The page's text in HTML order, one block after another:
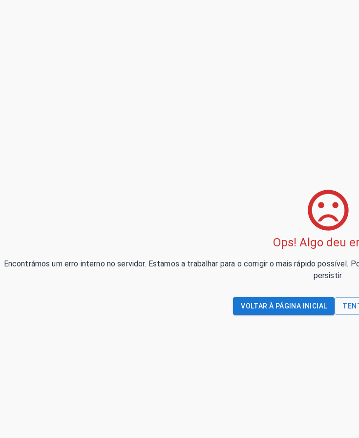
Ops! Algo deu
Encontrámos um erro interno no servidor. Estamos a trabalhar para o corrigir o mais rápido
persistir.
VOLTAR À PÁGINA INICIAL